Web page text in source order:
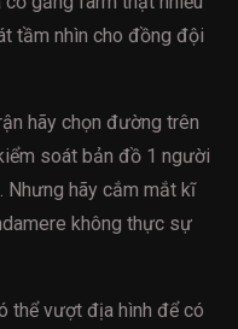
tầm nhìn cho đồng đội
hãy chọn đường trên
soát bản đồ 1 người
hãy cắm mắt kĩ
không thực sự
thể vượt địa hình để có